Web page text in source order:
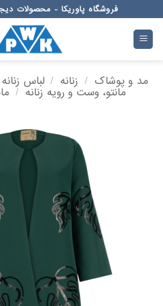
to
content
فروشگاه پاوریکا - محصولات
مد و پوشاک / زنانه / لباس زنانه
مانتو، وست و رویه زنانه /